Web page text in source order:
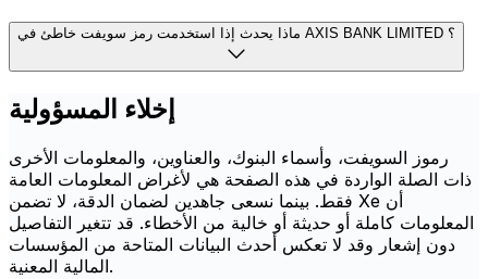
ماذا يحدث إذا استخدمت رمز سويفت خاطئ في AXIS BANK LIMITED ؟
إخلاء المسؤولية
رموز السويفت، وأسماء البنوك، والعناوين، والمعلومات الأخرى
ذات الصلة الواردة في هذه الصفحة هي لأغراض المعلومات العامة
فقط. بينما نسعى جاهدين لضمان الدقة، لا تضمن Xe أن
المعلومات كاملة أو حديثة أو خالية من الأخطاء. قد تتغير التفاصيل
دون إشعار وقد لا تعكس أحدث البيانات المتاحة من المؤسسات
المالية المعنية.